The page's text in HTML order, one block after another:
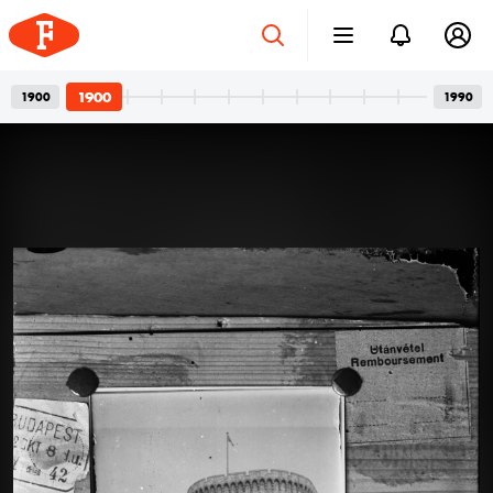
1900 1900 1900
Az idén száz éve született Bordács Ferenc, a
Középületépítő Vállalat egykori fotográfusának
fotóhagyatéka egyszerre nyújt tárgyilagos látleletet a
késő modern magyar építészet emblematikus
épületeinek születéséről; és tárja fel egy folyamatosan
kísérletező, a családi pillanatok megragadásán túl
autonóm képeket is készítő alkotó gyakorlatát.
Felvételein budapesti és párizsi utcák, balatoni nyarak,
a felhőtlen gyermekkor hangulatai, valamint
építőmunkások, és mára nem egy esetben eldózerolt
épületek születésének pillanatai váltják egymást. A
1900 1990
1900